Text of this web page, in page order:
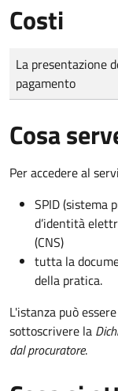
Costi
Tipo di pagamento
Importo
La presentazione
pagamento
Cosa
Per accedere al
SPID (sistema
d’identità
(CNS)
tutta la
della pratica.
L'istanza può
sottoscrivere la
dal procuratore.